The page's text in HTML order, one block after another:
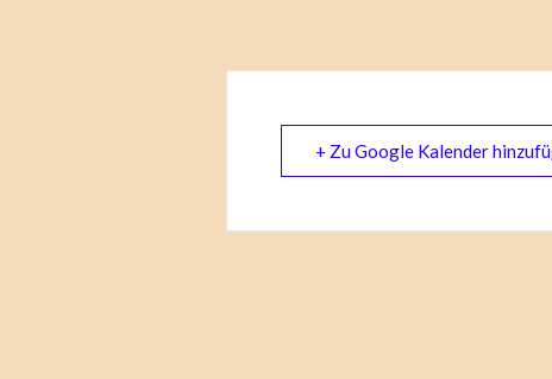
+ Zu Google Kalender